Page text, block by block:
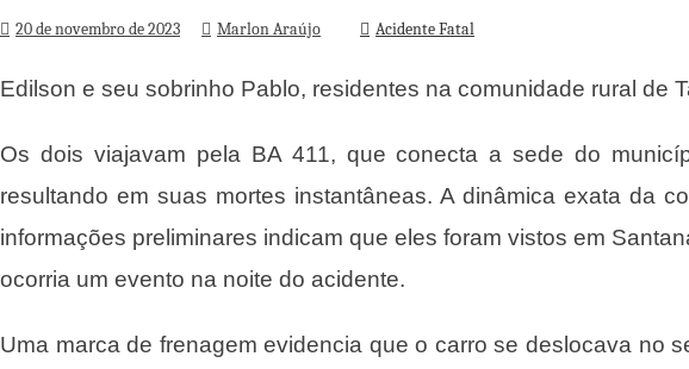
20 de novembro de 2023 Marlon Araújo Acidente Fatal
Edilson e seu sobrinho Pablo, residentes na comunidade rural de
Os dois viajavam pela BA 411, que conecta a sede do
resultando em suas mortes instantâneas. A dinâmica exata da
informações preliminares indicam que eles foram vistos em
ocorria um evento na noite do acidente.
Uma marca de frenagem evidencia que o carro se deslocava no